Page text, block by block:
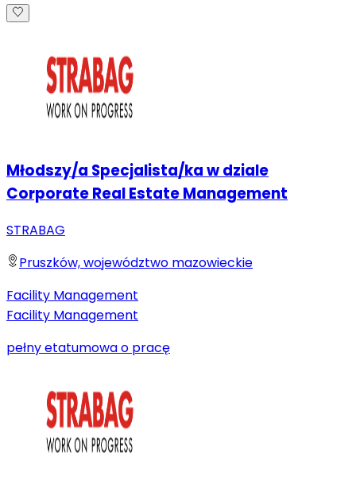
Młodszy/a Specjalista/ka w dziale
Corporate Real Estate Management
STRABAG
Pruszków, województwo mazowieckie
Facility Management
Facility Management
pełny etatumowa o pracę